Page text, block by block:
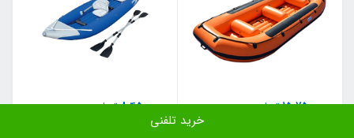
15,750,000تومان 8,450,000تومان
قایق بادی کایاک دو نفره با صندلیخرید تلفنی